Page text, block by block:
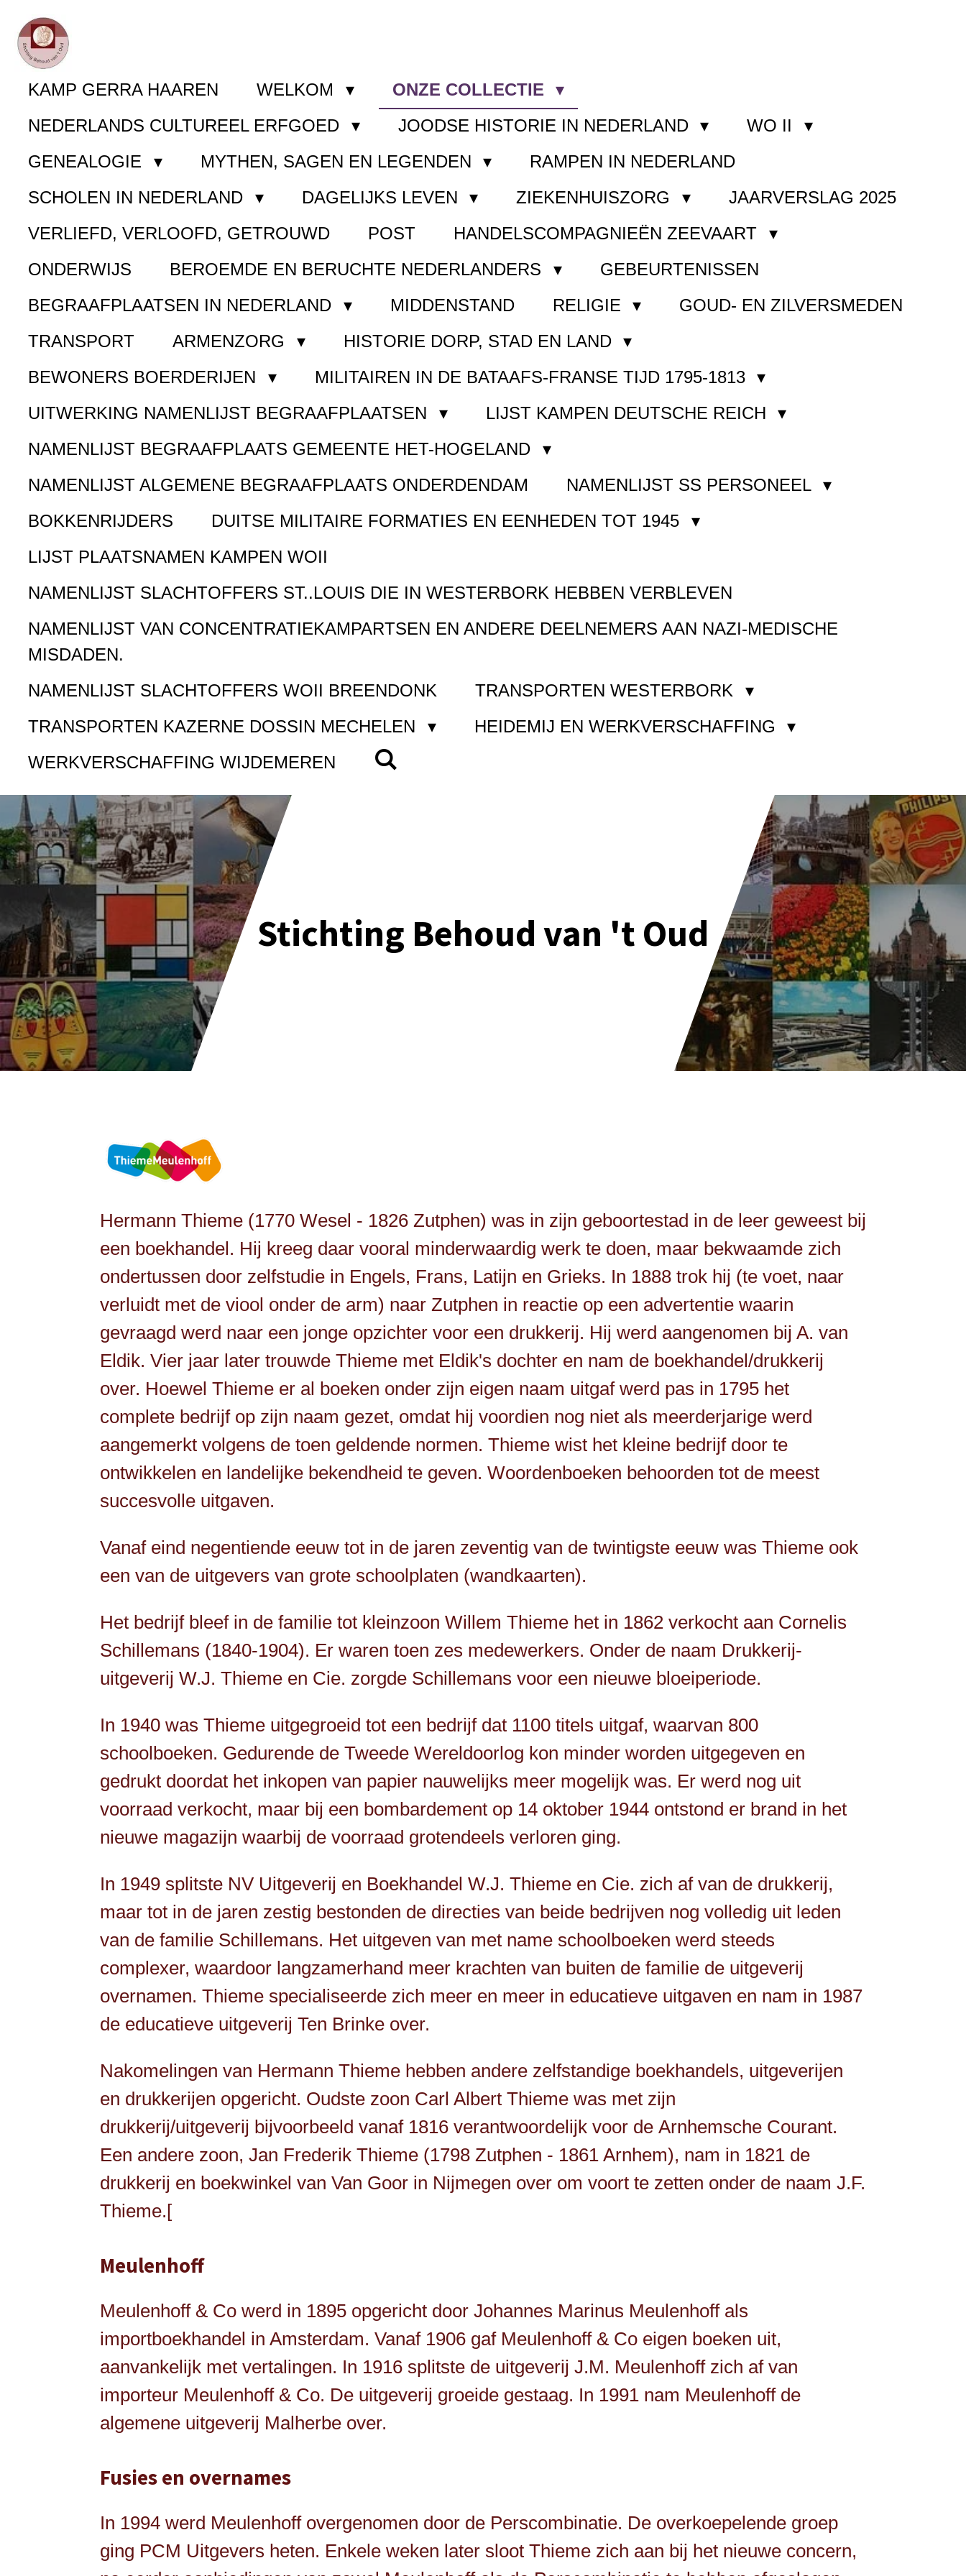
Ga
direct
naar
hoofdinhoud
KAMP GERRA HAAREN WELKOM
ONZE COLLECTIE
NEDERLANDS CULTUREEL ERFGOED
JOODSE HISTORIE IN NEDERLAND
WO II
GENEALOGIE
MYTHEN, SAGEN EN LEGENDEN
RAMPEN IN NEDERLAND
SCHOLEN IN NEDERLAND
DAGELIJKS LEVEN ZIEKENHUISZORG
JAARVERSLAG 2025
VERLIEFD, VERLOOFD, GETROUWD
POST
HANDELSCOMPAGNIEËN ZEEVAART
ONDERWIJS
BEROEMDE EN BERUCHTE NEDERLANDERS
GEBEURTENISSEN
BEGRAAFPLAATSEN IN NEDERLAND
MIDDENSTAND RELIGIE
GOUD- EN ZILVERSMEDEN
TRANSPORT
ARMENZORG
HISTORIE DORP, STAD EN LAND
BEWONERS BOERDERIJEN
MILITAIREN IN DE BATAAFS-FRANSE TIJD 1795-1813
UITWERKING NAMENLIJST BEGRAAFPLAATSEN
LIJST KAMPEN DEUTSCHE REICH
NAMENLIJST BEGRAAFPLAATS GEMEENTE HET-HOGELAND
NAMENLIJST ALGEMENE BEGRAAFPLAATS ONDERDENDAM
NAMENLIJST SS PERSONEEL
BOKKENRIJDERS
DUITSE MILITAIRE FORMATIES EN EENHEDEN TOT 1945
LIJST PLAATSNAMEN KAMPEN WOII
NAMENLIJST SLACHTOFFERS ST..LOUIS DIE IN WESTERBORK HEBBEN VERBLEVEN
NAMENLIJST VAN CONCENTRATIEKAMPARTSEN EN ANDERE DEELNEMERS AAN NAZI-MEDISCHE
MISDADEN.
NAMENLIJST SLACHTOFFERS WOII BREENDONK
TRANSPORTEN WESTERBORK
TRANSPORTEN KAZERNE DOSSIN MECHELEN
HEIDEMIJ EN WERKVERSCHAFFING
WERKVERSCHAFFING WIJDEMEREN
Stichting Behoud van 't Oud
Hermann Thieme (1770 Wesel - 1826 Zutphen) was in zijn geboortestad in de leer geweest bij
een boekhandel. Hij kreeg daar vooral minderwaardig werk te doen, maar bekwaamde zich
ondertussen door zelfstudie in Engels, Frans, Latijn en Grieks. In 1888 trok hij (te voet, naar
verluidt met de viool onder de arm) naar Zutphen in reactie op een advertentie waarin
gevraagd werd naar een jonge opzichter voor een drukkerij. Hij werd aangenomen bij A. van
Eldik. Vier jaar later trouwde Thieme met Eldik's dochter en nam de boekhandel/drukkerij
over. Hoewel Thieme er al boeken onder zijn eigen naam uitgaf werd pas in 1795 het
complete bedrijf op zijn naam gezet, omdat hij voordien nog niet als meerderjarige werd
aangemerkt volgens de toen geldende normen. Thieme wist het kleine bedrijf door te
ontwikkelen en landelijke bekendheid te geven. Woordenboeken behoorden tot de meest
succesvolle uitgaven.
Vanaf eind negentiende eeuw tot in de jaren zeventig van de twintigste eeuw was Thieme ook
een van de uitgevers van grote schoolplaten (wandkaarten).
Het bedrijf bleef in de familie tot kleinzoon Willem Thieme het in 1862 verkocht aan Cornelis
Schillemans (1840-1904). Er waren toen zes medewerkers. Onder de naam Drukkerij-
uitgeverij W.J. Thieme en Cie. zorgde Schillemans voor een nieuwe bloeiperiode.
In 1940 was Thieme uitgegroeid tot een bedrijf dat 1100 titels uitgaf, waarvan 800
schoolboeken. Gedurende de Tweede Wereldoorlog kon minder worden uitgegeven en
gedrukt doordat het inkopen van papier nauwelijks meer mogelijk was. Er werd nog uit
voorraad verkocht, maar bij een bombardement op 14 oktober 1944 ontstond er brand in het
nieuwe magazijn waarbij de voorraad grotendeels verloren ging.
In 1949 splitste NV Uitgeverij en Boekhandel W.J. Thieme en Cie. zich af van de drukkerij,
maar tot in de jaren zestig bestonden de directies van beide bedrijven nog volledig uit leden
van de familie Schillemans. Het uitgeven van met name schoolboeken werd steeds
complexer, waardoor langzamerhand meer krachten van buiten de familie de uitgeverij
overnamen. Thieme specialiseerde zich meer en meer in educatieve uitgaven en nam in 1987
de educatieve uitgeverij Ten Brinke over.
Nakomelingen van Hermann Thieme hebben andere zelfstandige boekhandels, uitgeverijen
en drukkerijen opgericht. Oudste zoon Carl Albert Thieme was met zijn
drukkerij/uitgeverij bijvoorbeeld vanaf 1816 verantwoordelijk voor de Arnhemsche Courant.
Een andere zoon, Jan Frederik Thieme (1798 Zutphen - 1861 Arnhem), nam in 1821 de
drukkerij en boekwinkel van Van Goor in Nijmegen over om voort te zetten onder de naam J.F.
Thieme.[
Meulenhoff
Meulenhoff & Co werd in 1895 opgericht door Johannes Marinus Meulenhoff als
importboekhandel in Amsterdam. Vanaf 1906 gaf Meulenhoff & Co eigen boeken uit,
aanvankelijk met vertalingen. In 1916 splitste de uitgeverij J.M. Meulenhoff zich af van
importeur Meulenhoff & Co. De uitgeverij groeide gestaag. In 1991 nam Meulenhoff de
algemene uitgeverij Malherbe over.
Fusies en overnames
In 1994 werd Meulenhoff overgenomen door de Perscombinatie. De overkoepelende groep
ging PCM Uitgevers heten. Enkele weken later sloot Thieme zich aan bij het nieuwe concern,